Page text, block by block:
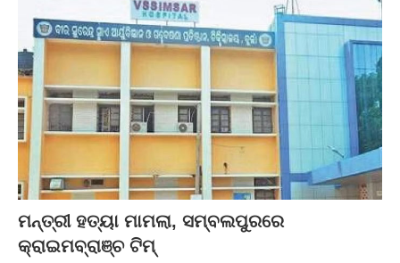
ମନ୍ତ୍ରୀ ହତ୍ୟା ମାମଲା, ସମ୍ବଲପୁରରେ
କ୍ରାଇମବ୍ରାଞ୍ଚ ଟିମ୍‌